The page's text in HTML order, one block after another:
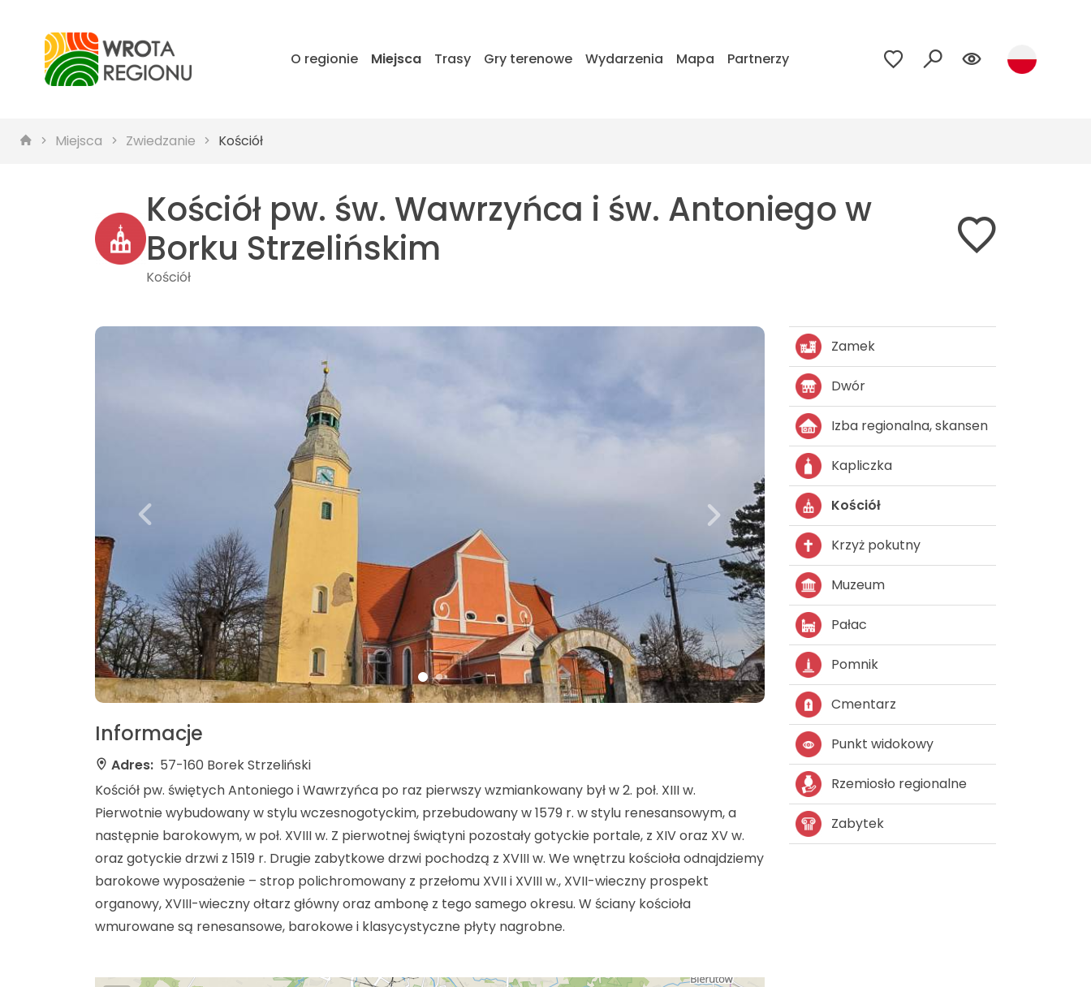
O regionie Miejsca Trasy Gry terenowe Wydarzenia Mapa Partnerzy
Miejsca Zwiedzanie Kościół
Kościół pw. św. Wawrzyńca i św. Antoniego w
Borku Strzelińskim
Kościół
Informacje
Adres: 57-160 Borek Strzeliński
Kościół pw. świętych Antoniego i Wawrzyńca po raz pierwszy wzmiankowany był w 2. poł. XIII w.
Pierwotnie wybudowany w stylu wczesnogotyckim, przebudowany w 1579 r. w stylu renesansowym, a
następnie barokowym, w poł. XVIII w. Z pierwotnej świątyni pozostały gotyckie portale, z XIV oraz XV w.
oraz gotyckie drzwi z 1519 r. Drugie zabytkowe drzwi pochodzą z XVIII w. We wnętrzu kościoła odnajdziemy
barokowe wyposażenie – strop polichromowany z przełomu XVII i XVIII w., XVII-wieczny prospekt
organowy, XVIII-wieczny ołtarz główny oraz ambonę z tego samego okresu. W ściany kościoła
wmurowane są renesansowe, barokowe i klasycystyczne płyty nagrobne.
Zamek
Dwór
Izba regionalna, skansen
Kapliczka
Kościół
Krzyż pokutny
Muzeum
Pałac
Pomnik
Cmentarz
Punkt widokowy
Rzemiosło regionalne
Zabytek